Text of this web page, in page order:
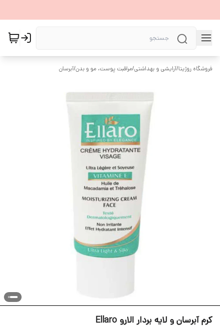
فروشگاه روژیتا/آرایشی و بهداشتی/مراقبت پوست، مو و بدن/آبرسان
کرم آبرسان و لایه بردار الارو Ellaro